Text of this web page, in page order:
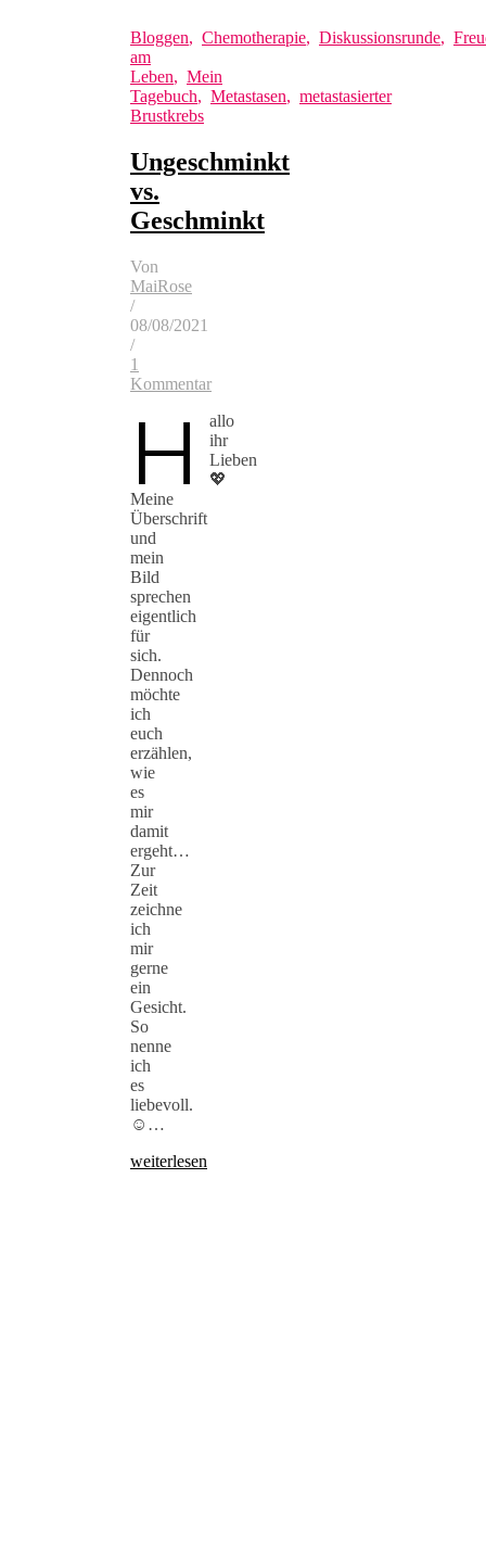
Bloggen, Chemotherapie, Diskussionsrunde,
am
Leben, Mein
Tagebuch, Metastasen, metastasierter
Brustkrebs
Ungeschminkt
vs.
Geschminkt
Von
MaiRose
/
08/08/2021
/
1
Kommentar
H
allo
ihr
Lieben
💖
Meine
Überschrift
und
mein
Bild
sprechen
eigentlich
für
sich.
Dennoch
möchte
ich
euch
erzählen,
wie
es
mir
damit
ergeht…
Zur
Zeit
zeichne
ich
mir
gerne
ein
Gesicht.
So
nenne
ich
es
liebevoll.
☺️…
weiterlesen